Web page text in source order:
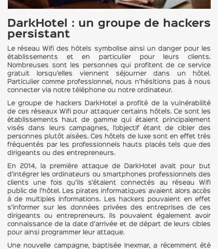
DarkHotel : un groupe de hackers
persistant
Le réseau Wifi des hôtels symbolise ainsi un danger pour les
établissements et en particulier pour leurs clients.
Nombreuses sont les personnes qui profitent de ce service
gratuit lorsqu’elles viennent séjourner dans un hôtel.
Particulier comme professionnel, nous n’hésitions pas à nous
connecter via notre téléphone ou notre ordinateur.
Le groupe de hackers DarkHotel a profité de la vulnérabilité
de ces réseaux Wifi pour attaquer certains hôtels. Ce sont les
établissements haut de gamme qui étaient principalement
visés dans leurs campagnes, l’objectif étant de cibler des
personnes plutôt aisées. Ces hôtels de luxe sont en effet très
fréquentés par les professionnels hauts placés tels que des
dirigeants ou des entrepreneurs.
En 2014, la première attaque de DarkHotel avait pour but
d’intégrer les ordinateurs ou smartphones professionnels des
clients une fois qu’ils s’étaient connectés au réseau Wifi
public de l’hôtel. Les pirates informatiques avaient alors accès
à de multiples informations. Les hackers pouvaient en effet
s’informer sur les données privées des entreprises de ces
dirigeants ou entrepreneurs. Ils pouvaient également avoir
connaissance de la date d’arrivée et de départ de leurs cibles
pour ainsi programmer leur attaque.
Une nouvelle campagne, baptisée Inexmar, a récemment été